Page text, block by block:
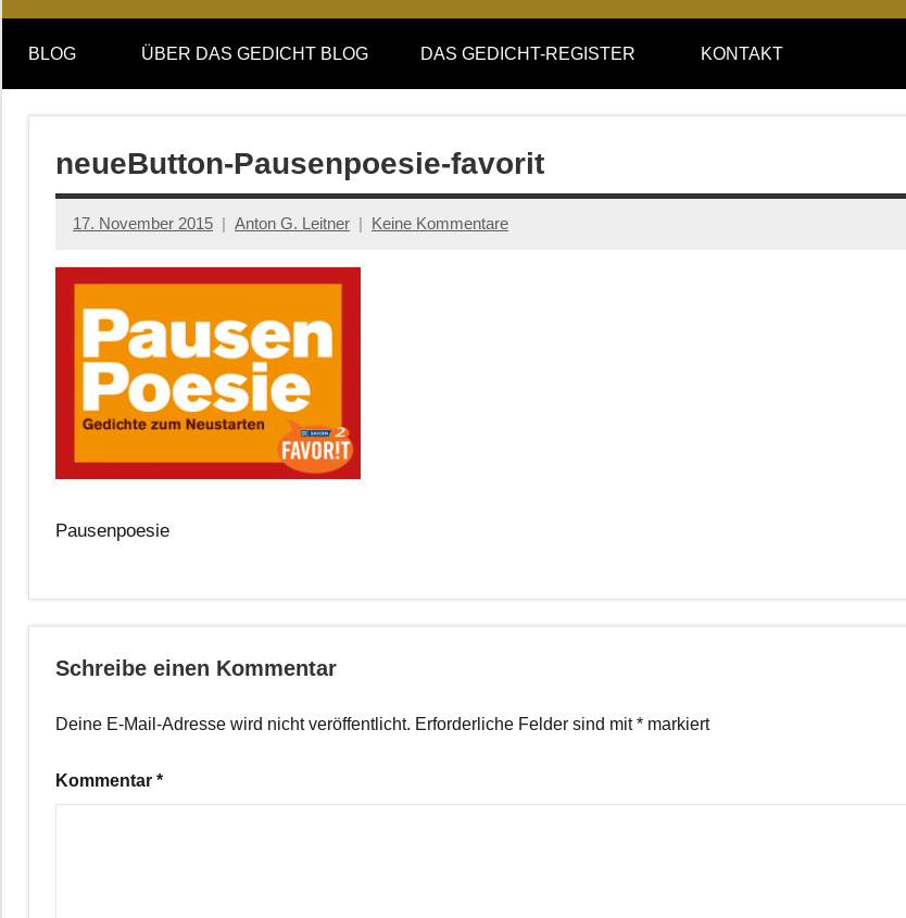
DAS
GEDICHT
blog
DAS
GEDICHT.
BLOG ÜBER DAS GEDICHT BLOG DAS GEDICHT-REGISTER KONTAKT
neueButton-Pausenpoesie-favorit
17. November 2015 Anton G. Leitner Keine Kommentare
Pausenpoesie
Schreibe einen Kommentar
Deine E-Mail-Adresse wird nicht veröffentlicht. Erforderliche Felder sind mit* markiert
Kommentar *